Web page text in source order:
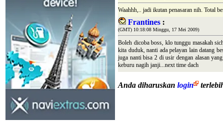
Waahhh,.. jadi ikutan penasaran nih. Total
Frantines :
(GMT) 10:18:08 Minggu, 17 Mei 2009)
Boleh dicoba boss, klo tunggu masakah
kita duduk, nanti ada pelayan lain datang
juga nanti bisa 2 di usir dengan alasan
keburu nagih janji...next time dach
Anda diharuskan login